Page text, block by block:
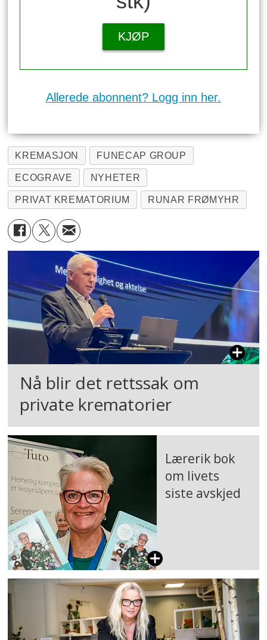
KJØP
Allerede abonnent? Logg inn her.
KREMASJON FUNECAP GROUP
ECOGRAVE NYHETER
PRIVAT KREMATORIUM RUNAR FRØMYHR
Nå blir det rettssak om
private krematorier
Lærerik bok
om livets
siste avskjed